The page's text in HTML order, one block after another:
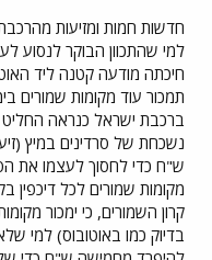
חדשות חמות ומזיעות
למי שהתכוון הבוקר לנסוע
חיכתה מודעה קטנה ליד
ברכבת ישראל כנראה החליט
נשכחת של סרדינים במיץ
ש"ח כדי לחסוך לעצמו את
מקומות שמורים לכל
קרון השמורים, כי ימכור
בדיוק כמו באוטובוס) למי